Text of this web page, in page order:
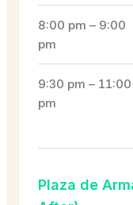
8:00 pm – 9:00
pm
9:30 pm – 11:00
pm
Plaza de